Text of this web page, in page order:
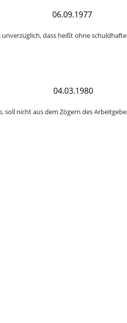
06.09.1977
dass heißt ohne
04.03.1980
nicht aus dem Zögern des